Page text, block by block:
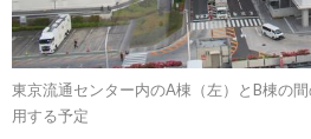
東京流通センター内のA棟（左）とB棟の
用する予定